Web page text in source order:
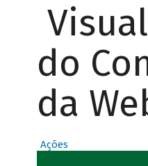
do
da
Ações